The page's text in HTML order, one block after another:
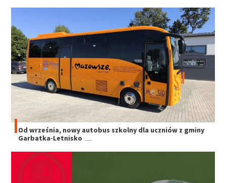
Od września, nowy autobus szkolny dla uczniów z gminy
Garbatka-Letnisko